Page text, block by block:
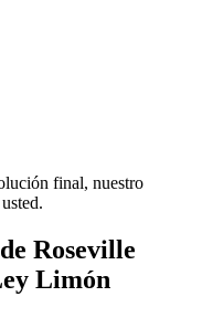
final, nuestro
Roseville
Limón